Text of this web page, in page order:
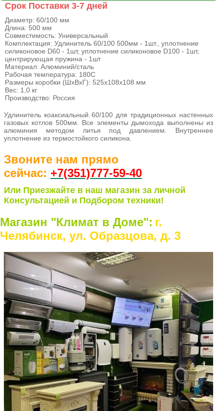
Срок Поставки 3-7 дней
Диаметр: 60/100 мм
Длина: 500 мм
Совместимость: Универсальный
Комплектация: Удлинитель 60/100 500мм - 1шт., уплотнение
силиконовое D60 - 1шт, уплотнение силиконовое D100 - 1шт,
центрирующая пружина - 1шт
Материал: Алюминий/сталь
Рабочая температура: 180С
Размеры коробки (ШхВхГ): 525х108х108 мм
Вес: 1,0 кг
Производство: Россия
Удлинитель коаксиальный 60/100 для традиционных настенных
газовых котлов 500мм. Все элементы дымохода выполнены из
алюминия методом литья под давлением. Внутреннее
уплотнение из термостойкого силикона.
Звоните нам прямо
сейчас: +7(351)777-59-40
Или Приезжайте в наш магазин за личной
Консультацией и Подбором техники!
Магазин "Климат в Доме": г.
Челябинск, ул. Образцова, д. 3